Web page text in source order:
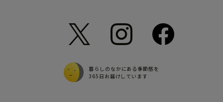
暮らしのなかにある季節感を
365日お届けしています